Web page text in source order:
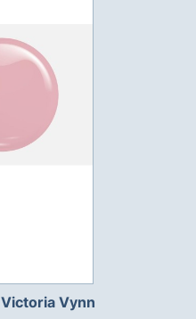
Victoria Vynn